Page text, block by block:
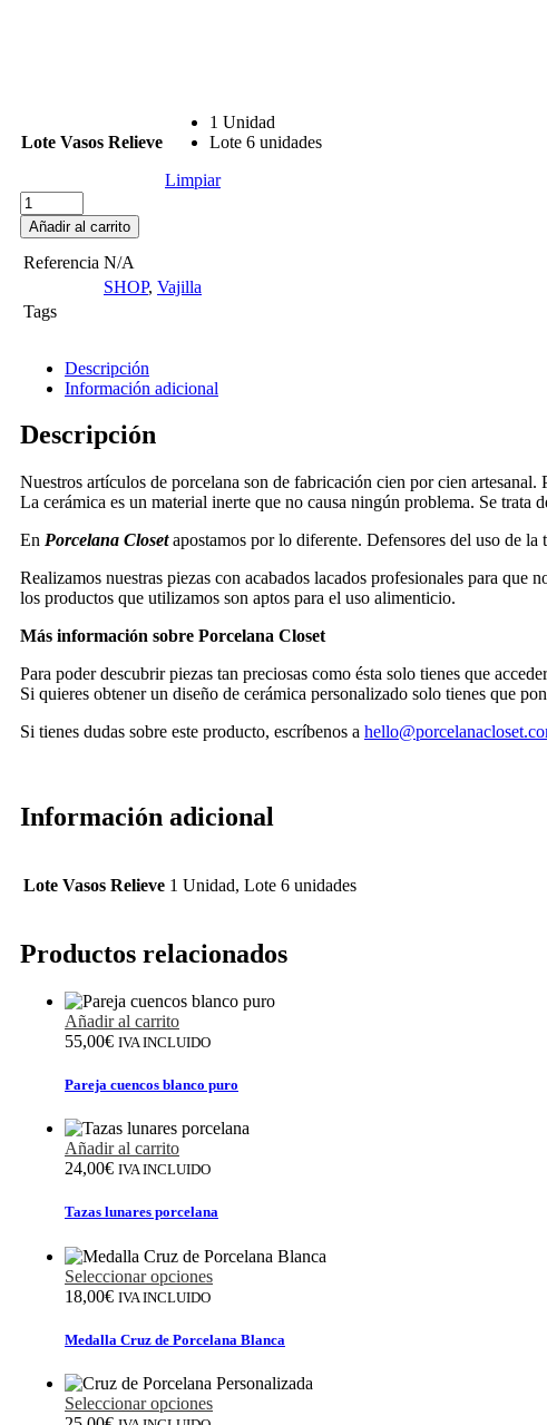
Lote Vasos Relieve
1 Unidad
Lote 6 unidades
Limpiar
Añadir al carrito
Referencia N/A
SHOP, Vajilla
Tags
Descripción
Información adicional
Descripción
Nuestros artículos de porcelana son de fabricación cien por cien artesanal.
La cerámica es un material inerte que no causa ningún problema. Se
En Porcelana Closetapostamos por lo diferente. Defensores del uso de la
Realizamos nuestras piezas con acabados lacados profesionales para
los productos que utilizamos son aptos para el uso alimenticio.
Más información sobre Porcelana Closet
Para poder descubrir piezas tan preciosas como ésta solo tienes que
Si quieres obtener un diseño de cerámica personalizado solo tienes que
Si tienes dudas sobre este producto, escríbenos a
Información adicional
Lote Vasos Relieve 1 Unidad, Lote 6 unidades
Productos relacionados
Añadir al carrito
55,00€ IVA INCLUIDO
Pareja cuencos blanco puro
Añadir al carrito
24,00€ IVA INCLUIDO
Tazas lunares porcelana
Seleccionar opciones
18,00€ IVA INCLUIDO
Medalla Cruz de Porcelana Blanca
Seleccionar opciones